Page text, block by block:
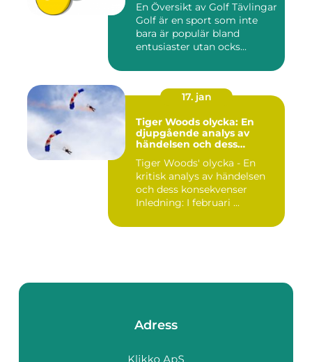
En Översikt av Golf Tävlingar
Golf är en sport som inte
bara är populär bland
entusiaster utan ocks...
17. jan
Tiger Woods olycka: En
djupgående analys av
händelsen och dess
Tiger Woods' olycka - En
kritisk analys av händelsen
och dess konsekvenser
Inledning: I februari ...
Adress